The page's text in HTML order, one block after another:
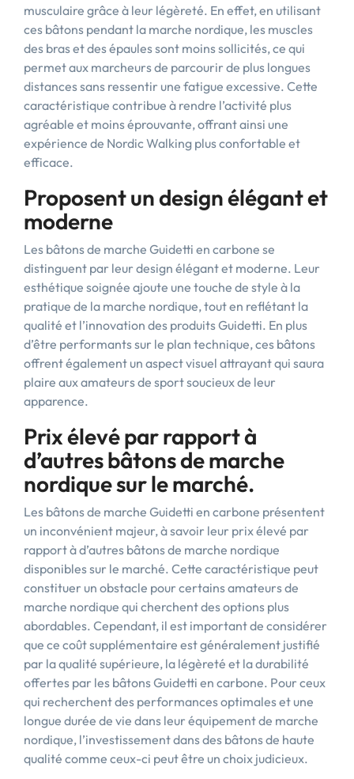
musculaire grâce à leur légèreté. En effet, en utilisant
ces bâtons pendant la marche nordique, les muscles
des bras et des épaules sont moins sollicités, ce qui
permet aux marcheurs de parcourir de plus longues
distances sans ressentir une fatigue excessive. Cette
caractéristique contribue à rendre l’activité plus
agréable et moins éprouvante, offrant ainsi une
expérience de Nordic Walking plus confortable et
efficace.
Proposent un design élégant et
moderne
Les bâtons de marche Guidetti en carbone se
distinguent par leur design élégant et moderne. Leur
esthétique soignée ajoute une touche de style à la
pratique de la marche nordique, tout en reflétant la
qualité et l’innovation des produits Guidetti. En plus
d’être performants sur le plan technique, ces bâtons
offrent également un aspect visuel attrayant qui saura
plaire aux amateurs de sport soucieux de leur
apparence.
Prix élevé par rapport à
d’autres bâtons de marche
nordique sur le marché.
Les bâtons de marche Guidetti en carbone présentent
un inconvénient majeur, à savoir leur prix élevé par
rapport à d’autres bâtons de marche nordique
disponibles sur le marché. Cette caractéristique peut
constituer un obstacle pour certains amateurs de
marche nordique qui cherchent des options plus
abordables. Cependant, il est important de considérer
que ce coût supplémentaire est généralement justifié
par la qualité supérieure, la légèreté et la durabilité
offertes par les bâtons Guidetti en carbone. Pour ceux
qui recherchent des performances optimales et une
longue durée de vie dans leur équipement de marche
nordique, l’investissement dans des bâtons de haute
qualité comme ceux-ci peut être un choix judicieux.